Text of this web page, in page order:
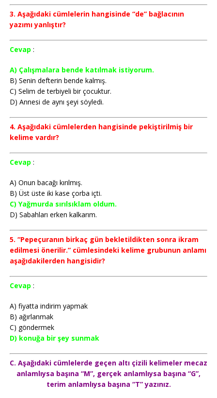
3. Aşağıdaki cümlelerin hangisinde “de” bağlacının
yazımı yanlıştır?
Cevap :
A) Çalışmalara bende katılmak istiyorum.
B) Senin defterin bende kalmış.
C) Selim de terbiyeli bir çocuktur.
D) Annesi de aynı şeyi söyledi.
4. Aşağıdaki cümlelerden hangisinde pekiştirilmiş bir
kelime vardır?
Cevap :
A) Onun bacağı kırılmış.
B) Üst üste iki kase çorba içti.
C) Yağmurda sırılsıklam oldum.
D) Sabahları erken kalkarım.
5. “Pepeçuranın birkaç gün bekletildikten sonra ikram
edilmesi önerilir.” cümlesindeki kelime grubunun anlamı
aşağıdakilerden hangisidir?
Cevap :
A) fiyatta indirim yapmak
B) ağırlanmak
C) göndermek
D) konuğa bir şey sunmak
C. Aşağıdaki cümlelerde geçen altı çizili kelimeler mecaz
anlamlıysa başına “M”, gerçek anlamlıysa başına “G”,
terim anlamlıysa başına “T” yazınız.